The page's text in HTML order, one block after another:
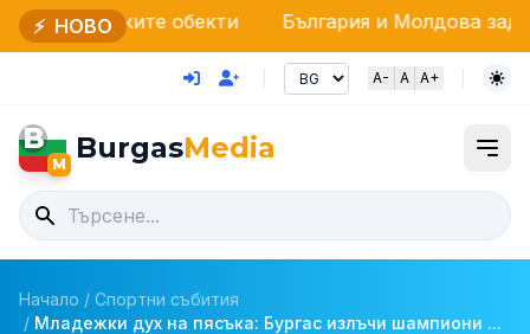
⚡ НОВО
обекти България и Молдова задълбочават
A- A A+
B
M BurgasMedia
Начало / Спортни събития
/ Младежки дух на пясъка: Бургас излъчи шампиони ...